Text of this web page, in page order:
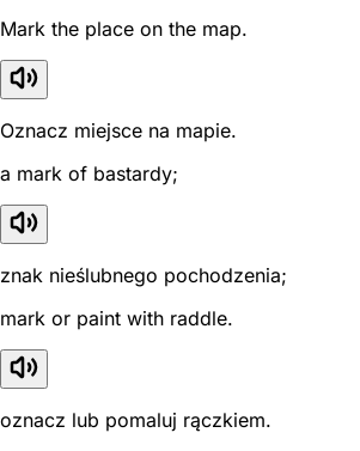
Mark the place on the map.
Oznacz miejsce na mapie.
a mark of bastardy;
znak nieślubnego pochodzenia;
mark or paint with raddle.
oznacz lub pomaluj rączkiem.